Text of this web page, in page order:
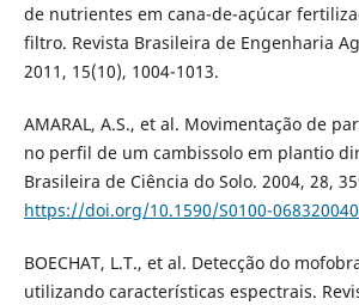
de nutrientes em cana-de-açúcar
filtro. Revista Brasileira de Engenharia
2011, 15(10), 1004-1013.
AMARAL, A.S., et al. Movimentação de
no perfil de um cambissolo em plantio
Brasileira de Ciência do Solo. 2004, 28,
https://doi.org/10.1590/S0100-
BOECHAT, L.T., et al. Detecção do
utilizando características espectrais.